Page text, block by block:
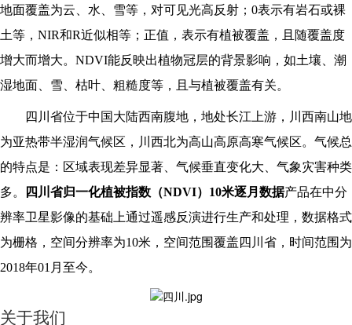
地面覆盖为云、水、雪等，对可见光高反射；0表示有岩石或裸
土等，NIR和R近似相等；正值，表示有植被覆盖，且随覆盖度
增大而增大。NDVI能反映出植物冠层的背景影响，如土壤、潮
湿地面、雪、枯叶、粗糙度等，且与植被覆盖有关。
四川省位于中国大陆西南腹地，地处长江上游，川西南山地
为亚热带半湿润气候区，川西北为高山高原高寒气候区。气候总
的特点是：区域表现差异显著、气候垂直变化大、气象灾害种类
多。
四川省归一化植被指数（NDVI）10米逐月数据产品在中分
辨率卫星影像的基础上通过遥感反演进行生产和处理，数据格式
为栅格，空间分辨率为10米，空间范围覆盖四川省，时间范围为
2018年01月至今。
关于我们